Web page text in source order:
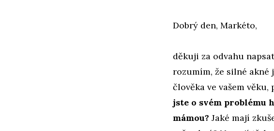
Dobrý den, Markéto,
děkuji za odvahu
rozumím, že silné akné
člověka ve vašem
jste o svém problému
mámou? Jaké mají